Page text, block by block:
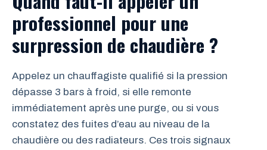
professionnel pour une
surpression de chaudière ?
Appelez un chauffagiste qualifié si la pression
dépasse 3 bars à froid, si elle remonte
immédiatement après une purge, ou si vous
constatez des fuites d’eau au niveau de la
chaudière ou des radiateurs. Ces trois signaux